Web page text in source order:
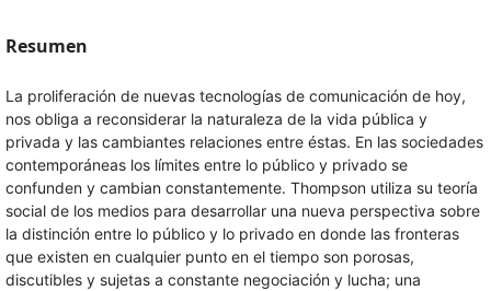
Resumen
La proliferación de nuevas tecnologías de comunicación de hoy,
nos obliga a reconsiderar la naturaleza de la vida pública y
privada y las cambiantes relaciones entre éstas. En las sociedades
contemporáneas los límites entre lo público y privado se
confunden y cambian constantemente. Thompson utiliza su teoría
social de los medios para desarrollar una nueva perspectiva sobre
la distinción entre lo público y lo privado en donde las fronteras
que existen en cualquier punto en el tiempo son porosas,
discutibles y sujetas a constante negociación y lucha; una